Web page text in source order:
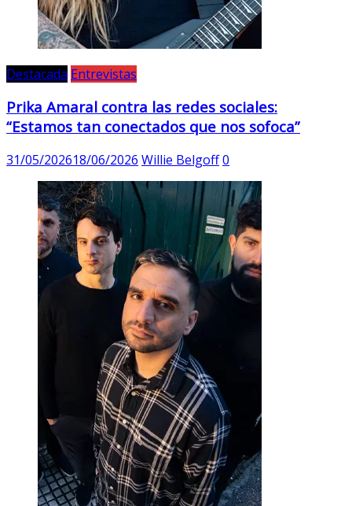
Destacada Entrevistas
Prika Amaral contra las redes sociales:
“Estamos tan conectados que nos sofoca”
31/05/202618/06/2026 Willie Belgoff0